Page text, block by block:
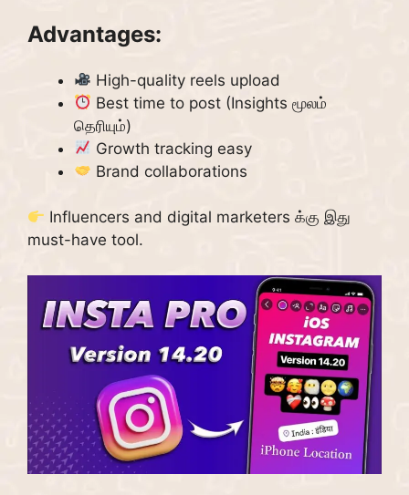
Advantages:
High-quality reels upload
Best time to post (Insights மூலம்
தெரியும்)
Growth tracking easy
Brand collaborations
Influencers and digital marketers க்கு இது
must-have tool.